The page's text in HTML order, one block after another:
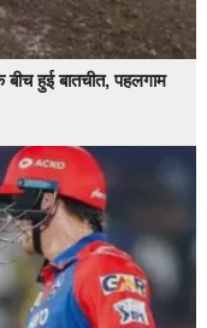
हुई बातचीत, पहलगाम